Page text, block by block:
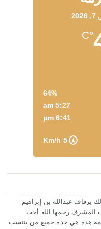
°C
5 Km/h
64%
5:27 am
6:41 pm
وذلك بزفاف عبدالله بن إبراهيم
المشرف رحمها الله أخت
هذه هي جدة جميع من ينتسب